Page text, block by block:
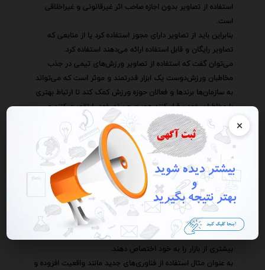
×
استفاده از تصاویر بدون اجازه صاحب اثر غیرقانونی و غیراخلاقی
است.
بنابراین باید از تصاویر دارای مجوز استفاده کرد یا از منابعی که
تصاویر رایگان و قابل استفاده ارائه می‌دهند استفاده کرد.
می‌توان گفت که استفاده از تصاویر ورزش‌های تیمی در جذب
مخاطبان ورزش‌دوست یک ابزار قدرتمند و موثر است که می‌تواند
به سازمان‌ها برندها و فعالان حوزه ورزش کمک کند تا ارتباط بهتری
با مخاطبان خود برقرار کنند هویت و برند خود را تقویت کنند و
تعامل و مشارکت آنها را افزایش دهند.
با رعایت نکات و ملاحظات ذکر شده می‌توان از این ابزار به بهترین
شکل ممکن استفاده کرد و به نتایج مطلوب دست یافت.
در عصری که رقابت برای جلب توجه مخاطبان به اوج خود رسیده
نوآوری و خلاقیت در استفاده از ابزارهای بصری رمز موفقیت در
جذب و حفظ مخاطبان ورزش‌دوست است.
سازمان‌ها و برندهایی که بتوانند با ارائه تصاویر جذاب متنوع و
مرتبط با علایق مخاطبان خود تجربه‌ای متفاوت و به یادماندنی را
برای آنها رقم بزنند می‌توانند در این عرصه پیشتاز باشند و سهم
بیشتری از بازار را به خود اختصاص دهند.
به عنوان مثال استفاده از فناوری‌های جدید مانند واقعیت افزوده و